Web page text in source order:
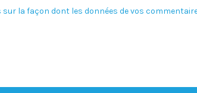
sur la façon dont les données de vos